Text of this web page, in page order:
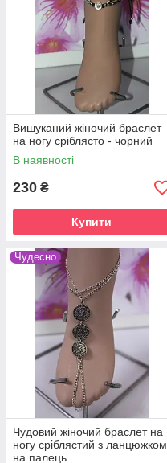
Вишуканий жіночий браслет
на ногу сріблясто - чорний
В наявності
230 ₴
Купити
Чудесно
Чудовий жіночий браслет на
ногу сріблястий з ланцюжком
на палець